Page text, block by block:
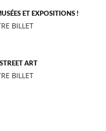
ET EXPOSITIONS !
BILLET
ART
BILLET